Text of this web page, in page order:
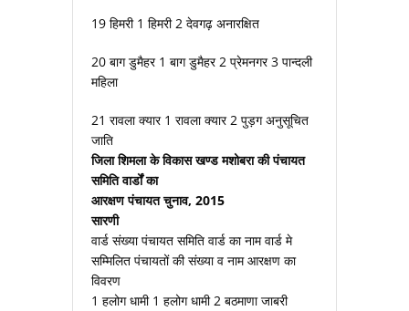
19 हिमरी 1 हिमरी 2 देवगढ़ अनारक्षित
20 बाग डुमैहर 1 बाग डुमैहर 2 प्रेमनगर 3 पान्दली
महिला
21 रावला क्यार 1 रावला क्यार 2 पुड़ग अनुसूचित
जाति
जिला शिमला के विकास खण्ड मशोबरा की पंचायत
समिति वार्डों का
आरक्षण पंचायत चुनाव, 2015
सारणी
वार्ड संख्या पंचायत समिति वार्ड का नाम वार्ड मे
सम्मिलित पंचायतों की संख्या व नाम आरक्षण का
विवरण
1 हलोग धामी 1 हलोग धामी 2 बठमाणा जाबरी